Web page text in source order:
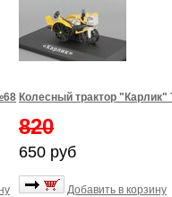
Колесный трактор
820
650 руб
Добавить в корзину